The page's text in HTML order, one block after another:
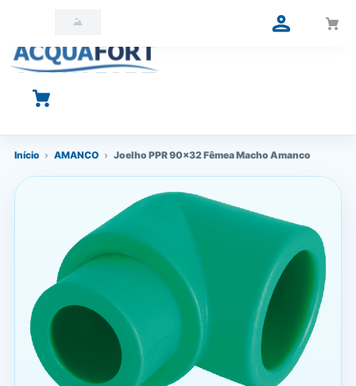
O que você está procurando?
Início › AMANCO › Joelho PPR 90x32 Fêmea Macho Amanco